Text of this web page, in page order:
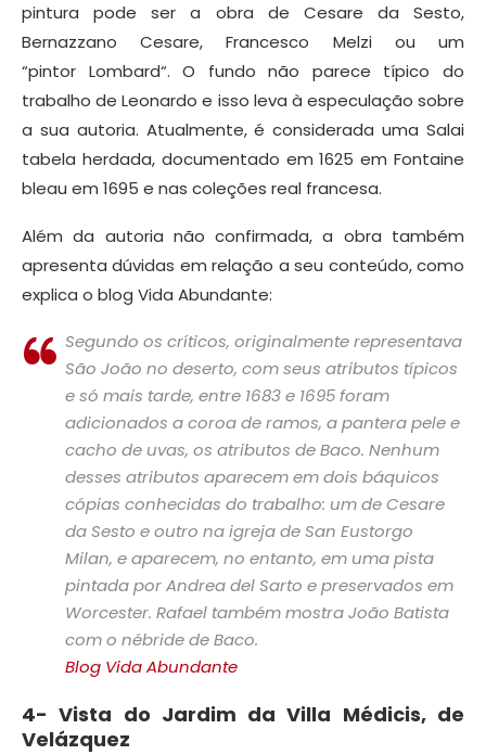
pinturapode ser a obra de Cesare da
Sesto,
BernazzanoCesare, Francesco Melzi
ou um
“pintor Lombard“. O fundo não parece típico
do
trabalho de Leonardo e isso leva à especulação sobre
a sua autoria. Atualmente, é considerada umaSalai
tabela herdada, documentado em 1625 emFontaine
bleau em 1695 e nas coleções real francesa.
Além da autoria não confirmada, a obra também
apresenta dúvidas em relação a seu conteúdo, como
explica o blog Vida Abundante:
Segundo os críticos, originalmente representava
São João no deserto, com seus atributos típicos
e só mais tarde, entre 1683 e 1695foram
adicionados a coroa deramos, a panterapele e
cacho de uvas, os atributos de Baco. Nenhum
desses atributos aparecemem dois báquicos
cópias conhecidas do trabalho: um deCesare
daSesto e outro na igreja deSan Eustorgo
Milan, eaparecem, no entanto, em uma pista
pintada porAndreadelSarto e preservados em
Worcester. Rafael também mostraJoão Batista
com o nébridede Baco.
Blog Vida Abundante
4- Vista do Jardim da Villa Médicis, de
Velázquez